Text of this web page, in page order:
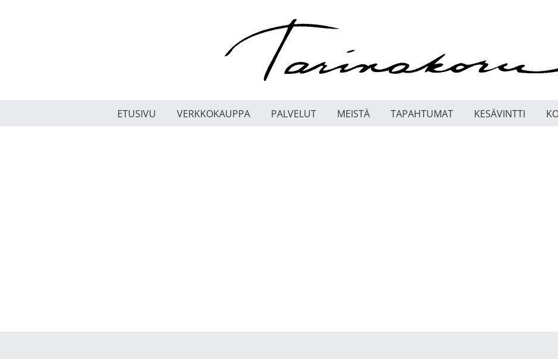
ETUSIVU VERKKOKAUPPA PALVELUT MEISTÄ TAPAHTUMAT KESÄVINTTI